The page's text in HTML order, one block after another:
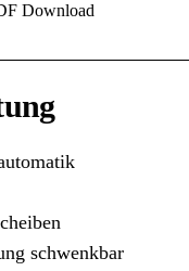
Download
schwenkbar